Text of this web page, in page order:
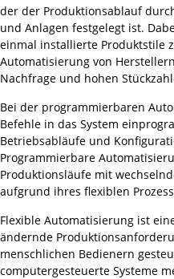
der der Produktionsablauf
und Anlagen festgelegt ist.
einmal installierte Produktstile
Automatisierung von
Nachfrage und hohen
Bei der programmierbaren
Befehle in das System
Betriebsabläufe und
Programmierbare
Produktionsläufe mit
aufgrund ihres flexiblen
Flexible Automatisierung ist
ändernde
menschlichen Bedienern
computergesteuerte Systeme